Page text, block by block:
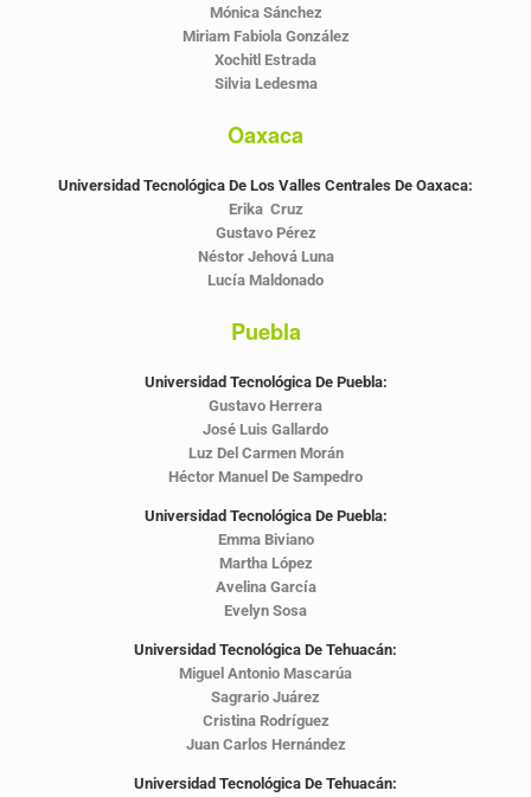
Mónica Sánchez
Miriam Fabiola González
Xochitl Estrada
Silvia Ledesma
Oaxaca
Universidad Tecnológica De Los Valles Centrales De Oaxaca:
Erika Cruz
Gustavo Pérez
Néstor Jehová Luna
Lucía Maldonado
Puebla
Universidad Tecnológica De Puebla:
Gustavo Herrera
José Luis Gallardo
Luz Del Carmen Morán
Héctor Manuel De Sampedro
Universidad Tecnológica De Puebla:
Emma Biviano
Martha López
Avelina García
Evelyn Sosa
Universidad Tecnológica De Tehuacán:
Miguel Antonio Mascarúa
Sagrario Juárez
Cristina Rodríguez
Juan Carlos Hernández
Universidad Tecnológica De Tehuacán: